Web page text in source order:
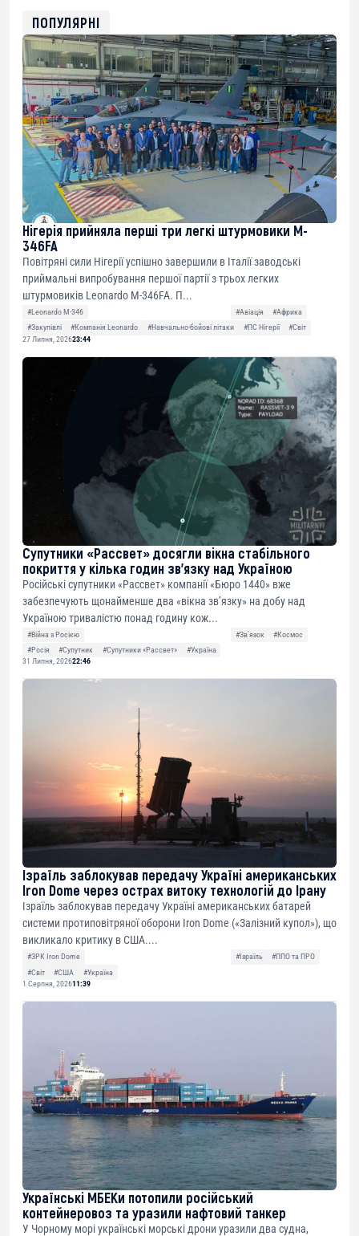
0xfD02863D3289416fcF50975c9DFda13623f97758
ПОПУЛЯРНІ
Нігерія прийняла перші три легкі штурмовики M-
346FA
Повітряні сили Нігерії успішно завершили в Італії заводські
приймальні випробування першої партії з трьох легких
штурмовиків Leonardo M-346FA. П...
#Leonardo M-346 #Авіація
#Африка
#Закупівлі
#Компанія Leonardo #Навчально-бойові літаки #ПС Нігерії
#Світ
27 Липня, 202623:44
Супутники «Рассвет» досягли вікна стабільного
покриття у кілька годин зв’язку над Україною
Російські супутники «Рассвет» компанії «Бюро 1440» вже
забезпечують щонайменше два «вікна зв’язку» на добу над
Україною тривалістю понад годину кож...
#Війна з Росією #Звʼязок
#Космос
#Росія
#Супутник #Супутники «Рассвет»
#Україна
31 Липня, 202622:46
Ізраїль заблокував передачу Україні американських
Iron Dome через острах витоку технологій до Ірану
Ізраїль заблокував передачу Україні американських батарей
системи протиповітряної оборони Iron Dome («Залізний купол»), що
викликало критику в США....
#ЗРК Iron Dome #Ізраїль
#ППО та ПРО
#Світ
#США
#Україна
1 Серпня, 202611:39
Українські МБЕКи потопили російський
контейнеровоз та уразили нафтовий танкер
У Чорному морі українські морські дрони уразили два судна,